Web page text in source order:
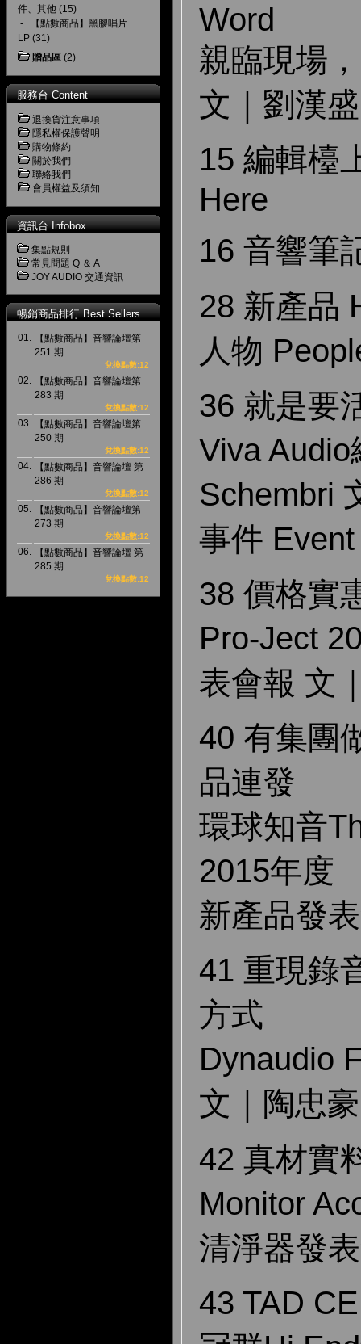
件、其他 (15)
-
【點數商品】黑膠唱片
LP (31)
贈品區 (2)
服務台 Content
退換貨注意事項
隱私權保護聲明
購物條約
關於我們
聯絡我們
會員權益及須知
資訊台 Infobox
集點規則
常見問題 Q ＆ A
JOY AUDIO 交通資訊
暢銷商品排行 Best Sellers
01.
【點數商品】音響論壇第
251 期
兌換點數:12
02.
【點數商品】音響論壇第
283 期
兌換點數:12
03.
【點數商品】音響論壇第
250 期
兌換點數:12
04.
【點數商品】音響論壇 第
286 期
兌換點數:12
05.
【點數商品】音響論壇第
273 期
兌換點數:12
06.
【點數商品】音響論壇 第
285 期
兌換點數:12
Word
親臨現場
文｜劉漢盛
15 編輯檯
Here
16 音響筆
28 新產品
人物
36 就是要
Viva
Schembri
事件 Event
38 價格實
Pro-Ject
表會報 文
40 有集團
品連發
環球知音
2015年度
新產品發
41 重現錄
方式
Dynaudio
文｜陶忠豪
42 真材實
Monitor
清淨器發
43 TAD